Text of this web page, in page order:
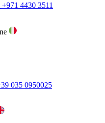
+971 4430 3511
035 0950025